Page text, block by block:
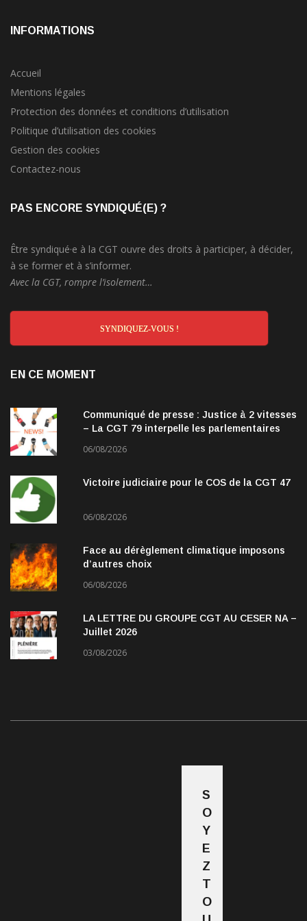
INFORMATIONS
Accueil
Mentions légales
Protection des données et conditions d’utilisation
Politique d’utilisation des cookies
Gestion des cookies
Contactez-nous
PAS ENCORE SYNDIQUÉ(E) ?
Être syndiqué·e à la CGT ouvre des droits à participer, à décider,
à se former et à s’informer.
Avec la CGT, rompre l’isolement…
SYNDIQUEZ-VOUS !
EN CE MOMENT
Communiqué de presse : Justice à 2 vitesses
– La CGT 79 interpelle les parlementaires
06/08/2026
Victoire judiciaire pour le COS de la CGT 47
06/08/2026
Face au dérèglement climatique imposons
d’autres choix
06/08/2026
LA LETTRE DU GROUPE CGT AU CESER NA –
Juillet 2026
03/08/2026
S
O
Y
E
Z
T
O